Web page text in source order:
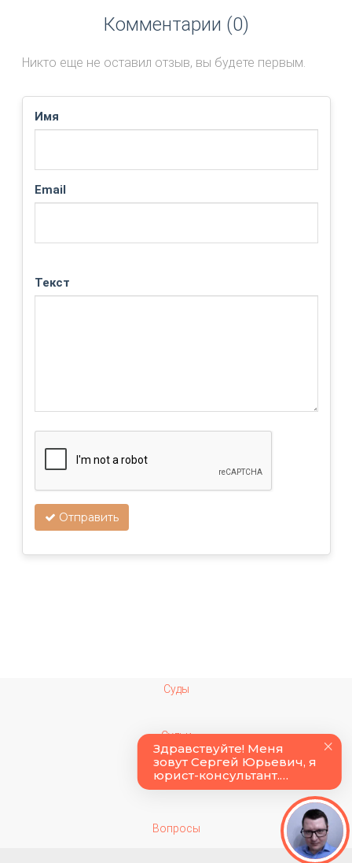
Комментарии (0)
Никто еще не оставил отзыв, вы будете первым.
Имя
Email
Текст
Отправить
Суды
Судьи
Колонии
Вопросы